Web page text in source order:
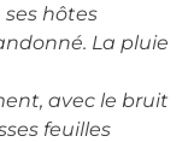
hôtes
La pluie
avec le bruit
feuilles